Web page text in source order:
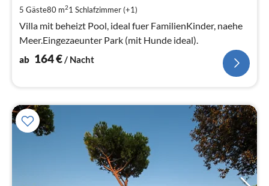
5 Gäste80 m21 Schlafzimmer (+1)
Villa mit beheizt Pool, ideal fuer FamilienKinder, naehe
Meer.Eingezaeunter Park (mit Hunde ideal).
ab 164€/ Nacht